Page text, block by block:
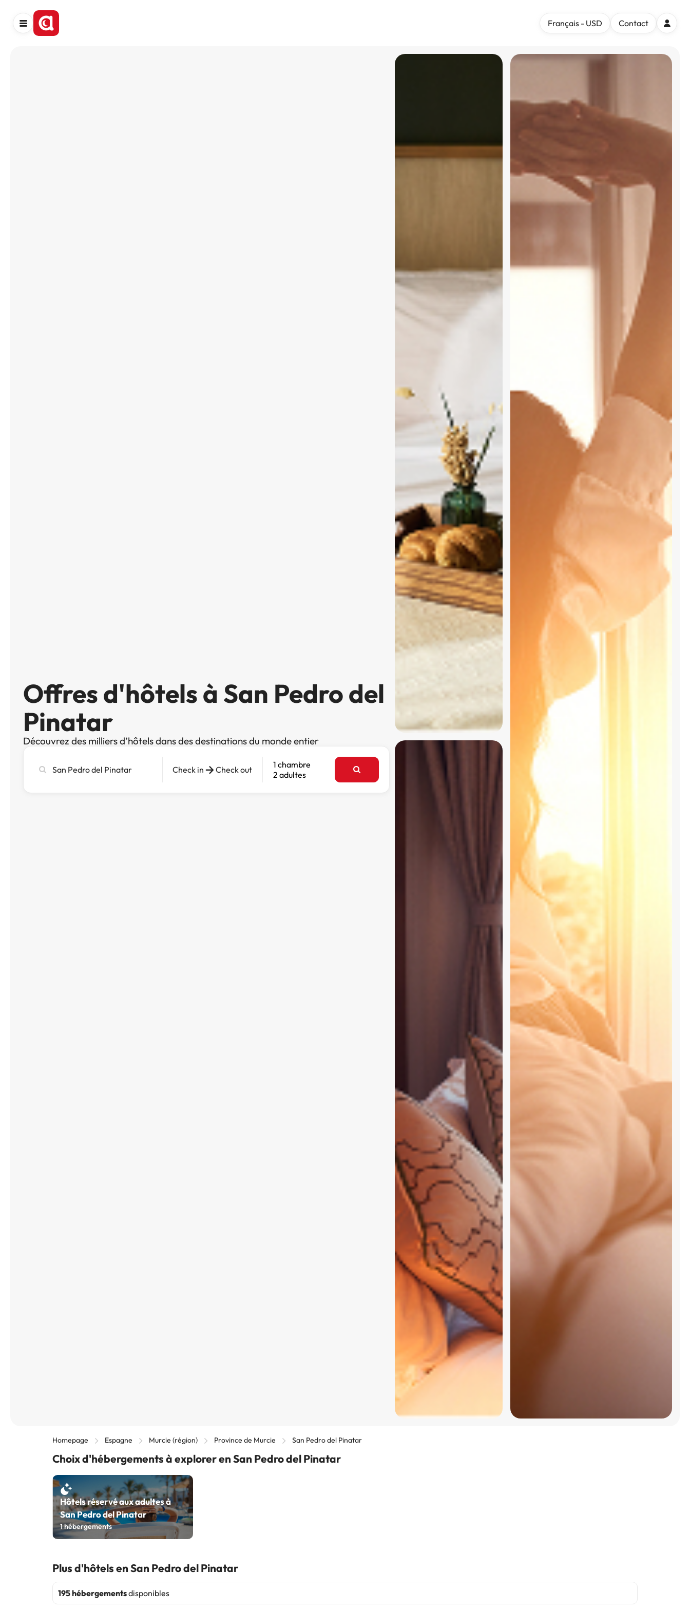
Français - USD Contact
Offres d'hôtels à San Pedro del
Pinatar
Découvrez des milliers d’hôtels dans des destinations du monde entier
une
Check in Check out
1 chambre
2 adultes
Homepage Espagne Murcie (région) Province de Murcie San Pedro del Pinatar
Choix d'hébergements à explorer en San Pedro del Pinatar
Hôtels réservé aux adultes à
San Pedro del Pinatar
1hébergements
Plus d'hôtels en San Pedro del Pinatar
195 hébergementsdisponibles